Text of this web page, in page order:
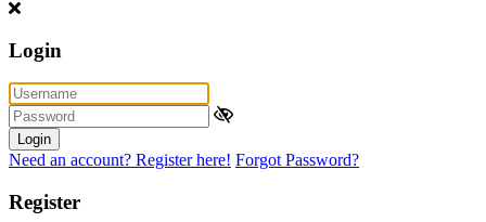
Login
Login
Need an account? Register here! Forgot Password?
Register